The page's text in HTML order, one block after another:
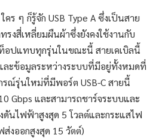
คร ๆ ก็รู้จัก USB Type A ซึ่งเป็นสาย
รงสี่เหลี่ยมผืนผ้าซึ่งยังคงใช้งานกับ
อปแทบทุกรุ่นในขณะนี้ สายเคเบิลนี้
ละข้อมูลระหว่างระบบที่มีอยู่ทั้งหมดที่
รณ์รุ่นใหม่ที่มีพอร์ต USB-C สายนี้
Gbps และสามารถชาร์จระบบและ
ดันไฟฟ้าสูงสุด 5 โวลต์และกระแสไฟ
งออกสูงสุด 15 วัตต์)